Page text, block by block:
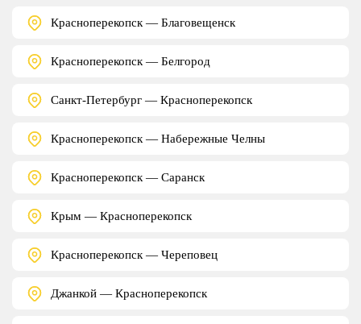
Красноперекопск — Благовещенск
Красноперекопск — Белгород
Санкт-Петербург — Красноперекопск
Красноперекопск — Набережные Челны
Красноперекопск — Саранск
Крым — Красноперекопск
Красноперекопск — Череповец
Джанкой — Красноперекопск